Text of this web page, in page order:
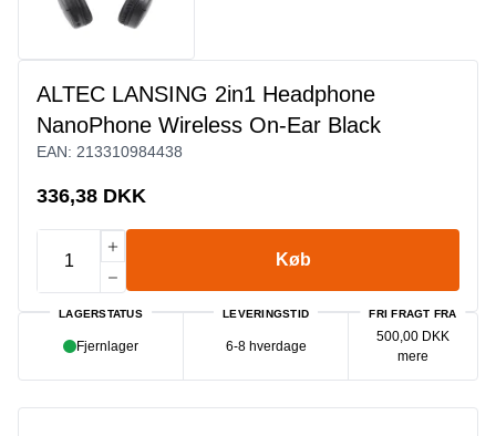
ALTEC LANSING 2in1 Headphone
NanoPhone Wireless On-Ear Black
EAN: 213310984438
336,38 DKK
Køb
LAGERSTATUS
Fjernlager
LEVERINGSTID
6-8 hverdage
FRI FRAGT FRA
500,00 DKK
mere